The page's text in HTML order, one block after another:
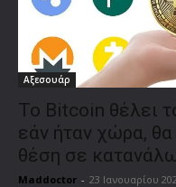
Αξεσουάρ
Το Bitcoin θέλει
εάν ήταν χώρα,
θέση σε
Maddoctor - 23 Ιανουαρίου